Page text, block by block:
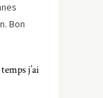
Bon
j’ai